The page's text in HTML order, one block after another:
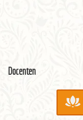
Docenten